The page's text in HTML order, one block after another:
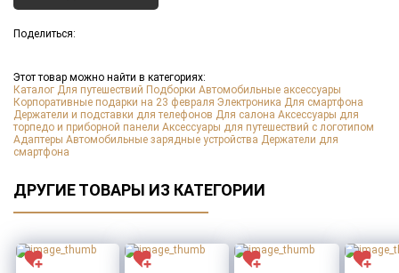
Поделиться:
Этот товар можно найти в категориях:
Каталог Для путешествий Подборки Автомобильные аксессуары
Корпоративные подарки на 23 февраля Электроника Для смартфона
Держатели и подставки для телефонов Для салона Аксессуары для
торпедо и приборной панели Аксессуары для путешествий с логотипом
Адаптеры Автомобильные зарядные устройства Держатели для
смартфона
ДРУГИЕ ТОВАРЫ ИЗ КАТЕГОРИИ